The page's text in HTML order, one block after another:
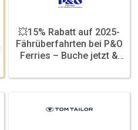
Featured
💥15% Rabatt auf 2025-
Fährüberfahrten bei P&O
Ferries – Buche jetzt &